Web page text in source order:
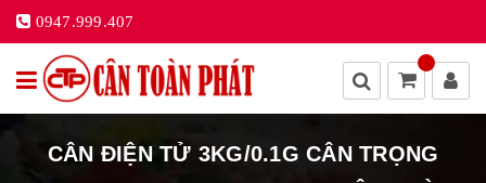
0947.999.407
CÂN ĐIỆN TỬ 3KG/0.1G CÂN TRỌNG